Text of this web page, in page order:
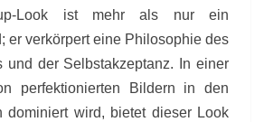
up-Look ist mehr als nur ein
er verkörpert eine Philosophie des
und der Selbstakzeptanz. In einer
perfektionierten Bildern in den
dominiert wird, bietet dieser Look